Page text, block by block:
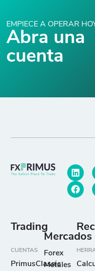
EMPIECE A OPERAR
Abra una
cuenta
Trading
CUENTAS
PrimusClassic
Mercados
Forex
Metales